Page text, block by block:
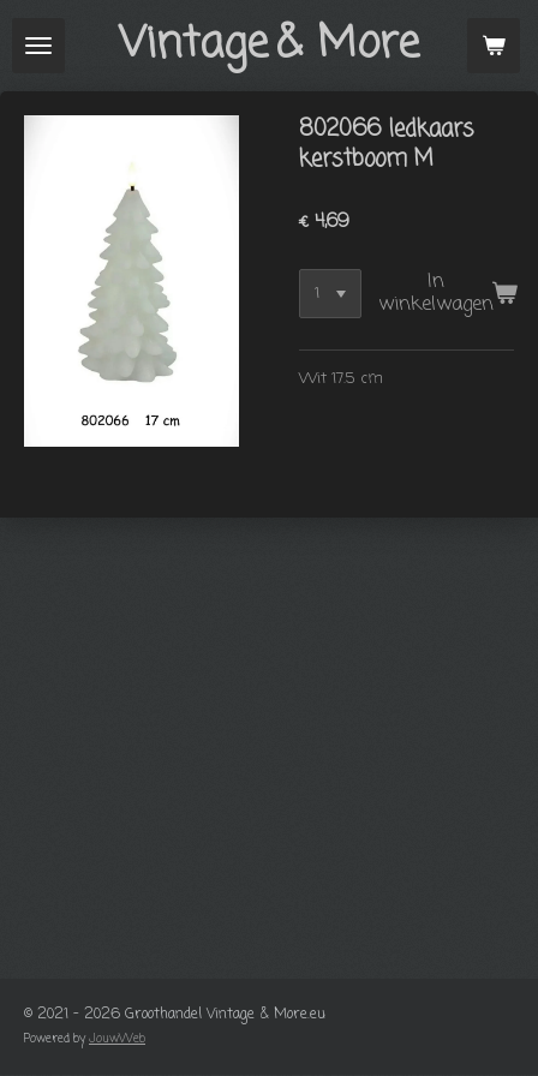
direct
Vintage& More
802066 ledkaars
kerstboom M
€ 4,69
In
winkelwagen
Wit 17.5 cm
© 2021 - 2026 Groothandel Vintage & More.eu
Powered byJouwWeb